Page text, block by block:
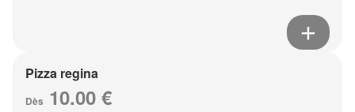
Pizza regina
Dès 10.00 €